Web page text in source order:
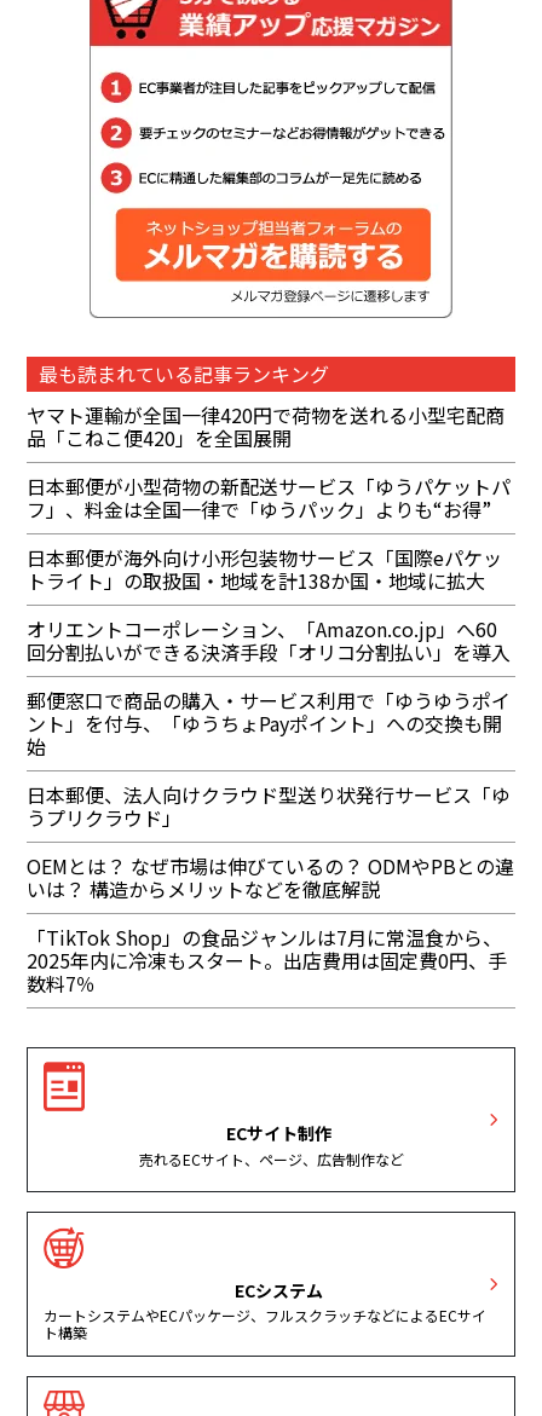
最も読まれている記事ランキング
ヤマト運輸が全国一律420円で荷物を送れる小型宅配商
品「こねこ便420」を全国展開
日本郵便が小型荷物の新配送サービス「ゆうパケットパ
フ」、料金は全国一律で「ゆうパック」よりも“お得”
日本郵便が海外向け小形包装物サービス「国際eパケッ
トライト」の取扱国・地域を計138か国・地域に拡大
オリエントコーポレーション、「Amazon.co.jp」へ60
回分割払いができる決済手段「オリコ分割払い」を導入
郵便窓口で商品の購入・サービス利用で「ゆうゆうポイ
ント」を付与、「ゆうちょPayポイント」への交換も開
始
日本郵便、法人向けクラウド型送り状発行サービス「ゆ
うプリクラウド」
OEMとは？ なぜ市場は伸びているの？ ODMやPBとの違
いは？ 構造からメリットなどを徹底解説
「TikTok Shop」の食品ジャンルは7月に常温食から、
2025年内に冷凍もスタート。出店費用は固定費0円、手
数料7％
ECサイト制作
売れるECサイト、ページ、広告制作など
ECシステム
カートシステムやECパッケージ、フルスクラッチなどによるECサイ
ト構築